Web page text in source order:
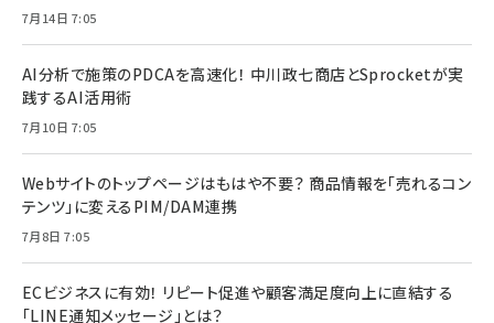
7月14日 7:05
AI分析で施策のPDCAを高速化！ 中川政七商店とSprocketが実
践するAI活用術
7月10日 7:05
Webサイトのトップページはもはや不要？ 商品情報を「売れるコン
テンツ」に変えるPIM/DAM連携
7月8日 7:05
ECビジネスに有効！ リピート促進や顧客満足度向上に直結する
「LINE通知メッセージ」とは？